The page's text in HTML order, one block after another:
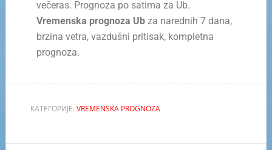
večeras. Prognoza po satima za Ub.
Vremenska prognoza Ubza narednih 7 dana,
brzina vetra, vazdušni pritisak, kompletna
prognoza.
КАТЕГОРИЈЕ: VREMENSKA PROGNOZA